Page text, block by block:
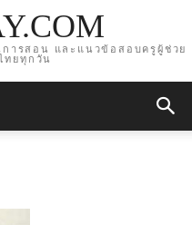
ารสอน และแนวข้อสอบครูผู้ช่วย
ทยทุกวัน